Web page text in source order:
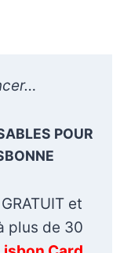
POUR
et
plus de 30